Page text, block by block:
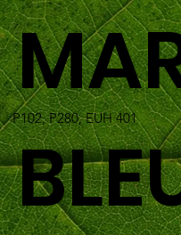
P102, P280, EUH 401